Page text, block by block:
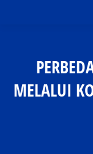
MELALUI